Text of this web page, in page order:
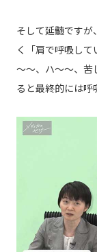
そして延髄ですが、
く「肩で呼吸し
～～、ハ～～、
ると最終的には呼